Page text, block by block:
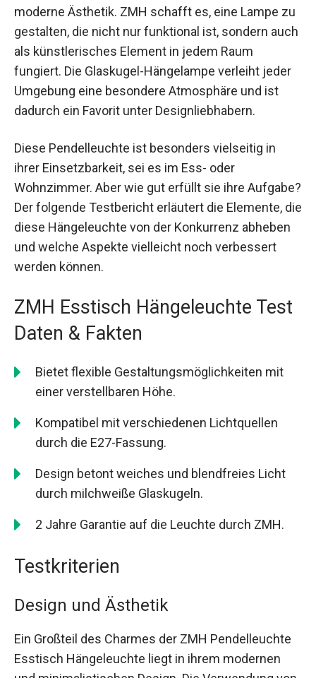
moderne Ästhetik. ZMH schafft es, eine Lampe zu
gestalten, die nicht nur funktional ist, sondern auch
als künstlerisches Element in jedem Raum
fungiert. Die Glaskugel-Hängelampe verleiht jeder
Umgebung eine besondere Atmosphäre und ist
dadurch ein Favorit unter Designliebhabern.
Diese Pendelleuchte ist besonders vielseitig in
ihrer Einsetzbarkeit, sei es im Ess- oder
Wohnzimmer. Aber wie gut erfüllt sie ihre Aufgabe?
Der folgende Testbericht erläutert die Elemente, die
diese Hängeleuchte von der Konkurrenz abheben
und welche Aspekte vielleicht noch verbessert
werden können.
ZMH Esstisch Hängeleuchte Test
Daten & Fakten
Bietet flexible Gestaltungsmöglichkeiten mit
einer verstellbaren Höhe.
Kompatibel mit verschiedenen Lichtquellen
durch die E27-Fassung.
Design betont weiches und blendfreies Licht
durch milchweiße Glaskugeln.
2 Jahre Garantie auf die Leuchte durch ZMH.
Testkriterien
Design und Ästhetik
Ein Großteil des Charmes der ZMH Pendelleuchte
Esstisch Hängeleuchte liegt in ihrem modernen